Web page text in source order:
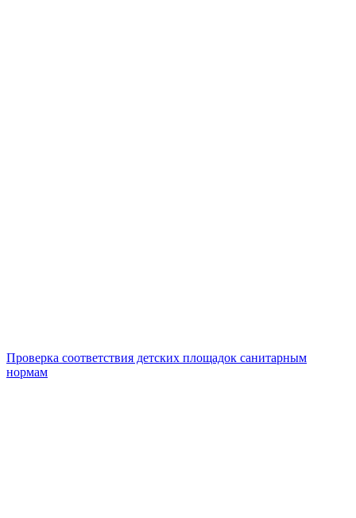
Проверка соответствия детских площадок санитарным
нормам